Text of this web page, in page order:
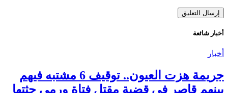
أخبار شائعة
أخبار
جريمة هزت العيون.. توقيف 6 مشتبه فيهم
بينهم قاصر في قضية مقتل فتاة ورمي جثتها